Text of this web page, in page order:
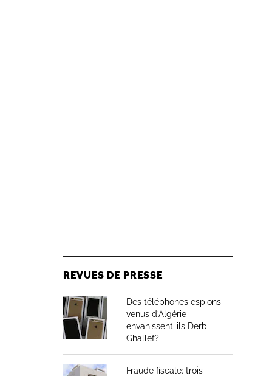
REVUES DE PRESSE
Des téléphones espions
venus d’Algérie
envahissent-ils Derb
Ghallef?
Fraude fiscale: trois